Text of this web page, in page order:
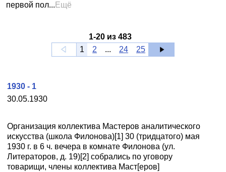
первой пол... Ещё
1-20 из483
1
2 ... 24 25
30.05.1930
1930 - 1
Организация коллектива Мастеров аналитического
искусства (школа Филонова)[1] 30 (тридцатого) мая
1930 г. в 6 ч. вечера в комнате Филонова (ул.
Литераторов, д. 19)[2] собрались по уговору
товарищи, члены коллектива Маст[еров]